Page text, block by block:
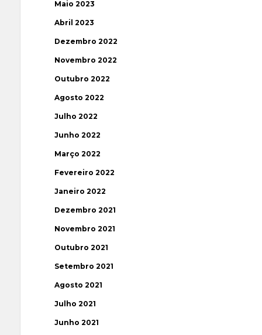
Maio 2023
Abril 2023
Dezembro 2022
Novembro 2022
Outubro 2022
Agosto 2022
Julho 2022
Junho 2022
Março 2022
Fevereiro 2022
Janeiro 2022
Dezembro 2021
Novembro 2021
Outubro 2021
Setembro 2021
Agosto 2021
Julho 2021
Junho 2021